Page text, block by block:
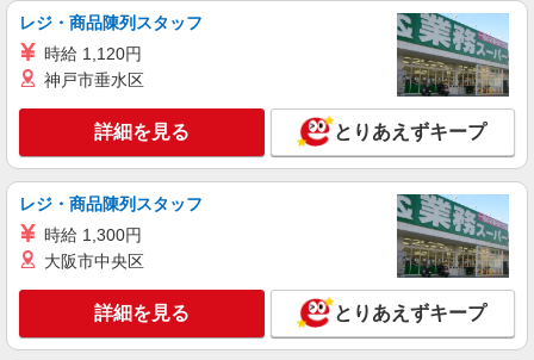
ジョリーパスタ 八千代店
時給1200円 ※22:00以降は時給1500円 ※労働
組合費あり（基本時給×月間時間数×1.8％） ■土
日・祝手当 土日・祝は時給＋50円
千葉県八千代市大和田新田997
キープ 詳細を見る
アルバイト パート
すき家 八千代高津店
すき家の店舗スタッフ（接客・調理・清掃な
ど）
レジ・商品陳列スタッフ
時給 1,120円
神戸市垂水区
詳細を見る とりあえずキープ
レジ・商品陳列スタッフ
時給 1,300円
大阪市中央区
詳細を見る とりあえずキープ